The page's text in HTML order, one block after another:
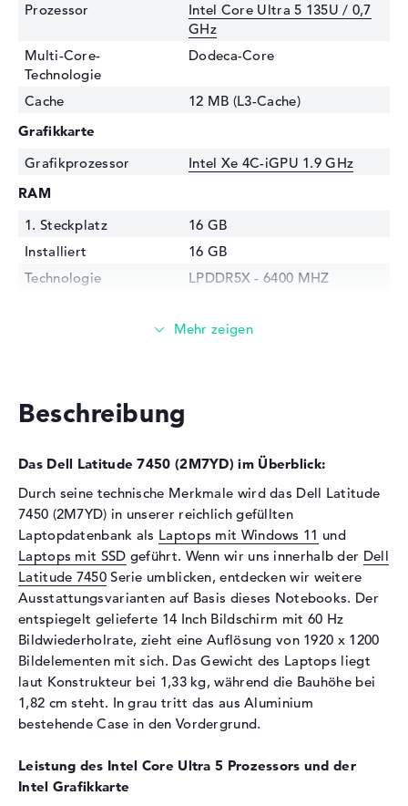
Prozessor
Intel Core Ultra 5 135U / 0,7
GHz
Multi-Core-
Technologie
Dodeca-Core
Cache
12 MB (L3-Cache)
Grafikkarte
Grafikprozessor
Intel Xe 4C-iGPU 1.9 GHz
RAM
1. Steckplatz
16 GB
Installiert
16 GB
Technologie
LPDDR5X - 6400 MHZ
512 GB SSD
Display
Display-Typ
14" TFT
Max. Auflösung
1920 x 1200
Auflösungstyp
WUXGA
Bildwiederholrate
60 Hz
Besonderheiten
Display, entspiegelt, LED-
Hintergrundbeleuchtung, IPS
Panel
Audio
Soundkarte
Realtek ALC3281
Webcam
Sensorauflösung
2 MP
Eingabegeräte
Beschreibung
Das Dell Latitude 7450 (2M7YD) im Überblick:
Durch seine technische Merkmale wird das Dell Latitude
7450 (2M7YD) in unserer reichlich gefüllten
Laptopdatenbank als Laptops mit Windows 11 und
Laptops mit SSD geführt. Wenn wir uns innerhalb der Dell
Latitude 7450Serie umblicken, entdecken wir weitere
Ausstattungsvarianten auf Basis dieses Notebooks. Der
entspiegelt gelieferte 14 Inch Bildschirm mit 60 Hz
Bildwiederholrate, zieht eine Auflösung von 1920 x 1200
Bildelementen mit sich. Das Gewicht des Laptops liegt
laut Konstrukteur bei 1,33 kg, während die Bauhöhe bei
1,82 cm steht. In grau tritt das aus Aluminium
bestehende Case in den Vordergrund.
Leistung des Intel Core Ultra 5 Prozessors und der
Intel Grafikkarte